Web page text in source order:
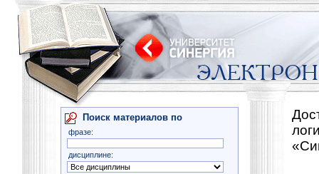
Поиск материалов по
фразе:
дисциплине: